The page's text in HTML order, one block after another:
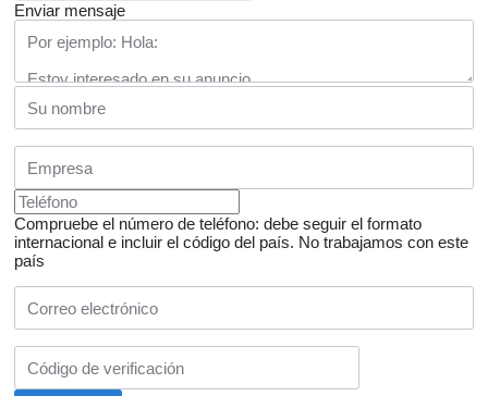
Enviar mensaje
Compruebe el número de teléfono: debe seguir el formato
internacional e incluir el código del país. No trabajamos con este
país